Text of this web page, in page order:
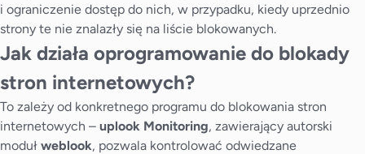
i ograniczenie dostęp do nich, w przypadku, kiedy uprzednio
strony te nie znalazły się na liście blokowanych.
Jak działa oprogramowanie do blokady
stron internetowych?
To zależy od konkretnego programu do blokowania stron
internetowych – uplook Monitoring, zawierający autorski
moduł weblook, pozwala kontrolować odwiedzane